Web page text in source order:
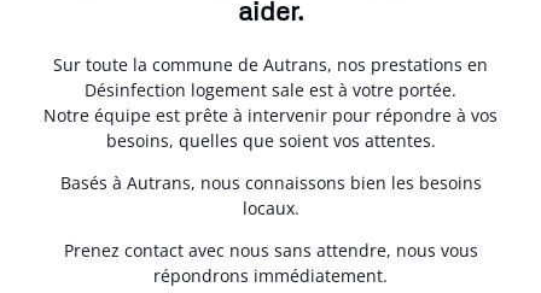
aider.
Sur toute la commune de Autrans, nos prestations en
Désinfection logement sale est à votre portée.
Notre équipe est prête à intervenir pour répondre à vos
besoins, quelles que soient vos attentes.
Basés à Autrans, nous connaissons bien les besoins
locaux.
Prenez contact avec nous sans attendre, nous vous
répondrons immédiatement.